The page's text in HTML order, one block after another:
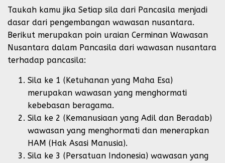
Taukah kamu jika Setiap sila dari Pancasila menjadi
dasar dari pengembangan wawasan nusantara.
Berikut merupakan poin uraian Cerminan Wawasan
Nusantara dalam Pancasila dari wawasan nusantara
terhadap pancasila:
Sila ke 1 (Ketuhanan yang Maha Esa)
merupakan wawasan yang menghormati
kebebasan beragama.
Sila ke 2 (Kemanusiaan yang Adil dan Beradab)
wawasan yang menghormati dan menerapkan
HAM (Hak Asasi Manusia).
Sila ke 3 (Persatuan Indonesia) wawasan yang